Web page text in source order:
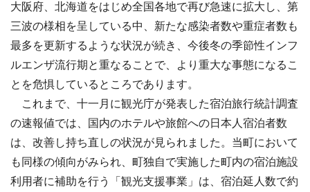
大阪府、北海道をはじめ全国各地で再び急速に拡大し、第
三波の様相を呈している中、新たな感染者数や重症者数も
最多を更新するような状況が続き、今後冬の季節性インフ
ルエンザ流行期と重なることで、より重大な事態になるこ
とを危惧しているところであります。
これまで、十一月に観光庁が発表した宿泊旅行統計調査
の速報値では、国内のホテルや旅館への日本人宿泊者数
は、改善し持ち直しの状況が見られました。当町において
も同様の傾向がみられ、町独自で実施した町内の宿泊施設
利用者に補助を行う「観光支援事業」は、宿泊延人数で約